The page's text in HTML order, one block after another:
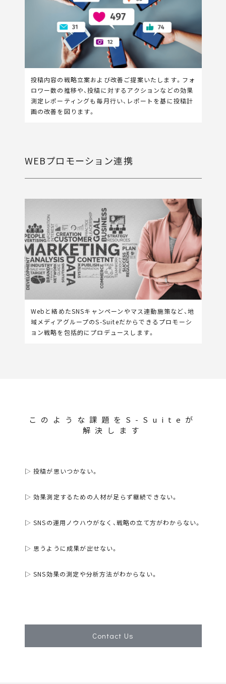
投稿内容の戦略立案および改善ご提案いたします。フォ
ロワー数の推移や、投稿に対するアクションなどの効果
測定レポーティングも毎月行い、レポートを基に投稿計
画の改善を図ります。
WEBプロモーション連携
Webと絡めたSNSキャンペーンやマス連動施策など、地
域メディアグループのS-Suiteだからできるプロモーシ
ョン戦略を包括的にプロデュースします。
このような課題をS-Suiteが
解決します
▷ 投稿が思いつかない。
▷ 効果測定するための人材が足らず継続できない。
▷ SNSの運用ノウハウがなく、戦略の立て方がわからない。
▷ 思うように成果が出せない。
▷ SNS効果の測定や分析方法がわからない。
Contact Us